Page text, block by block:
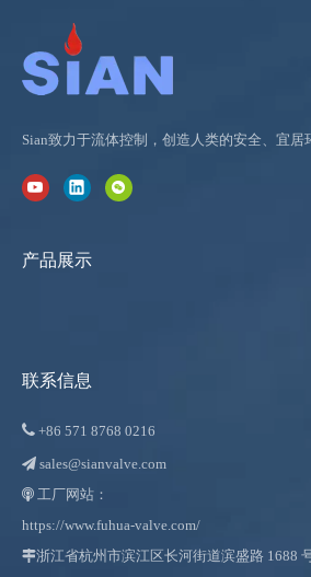
Sian致力于流体控制，创造人类的安全、宜居
产品展示
联系信息
 +86 571 8768 0216
 sales@sianvalve.com
 工厂网站：
https://www.fuhua-valve.com/
浙江省杭州市滨江区长河街道滨盛路 1688